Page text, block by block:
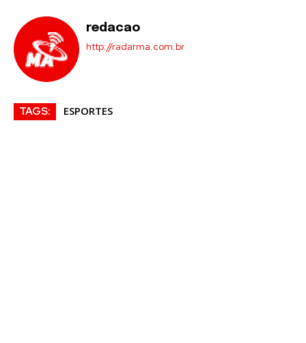
redacao
http://radarma.com.br
TAGS: ESPORTES